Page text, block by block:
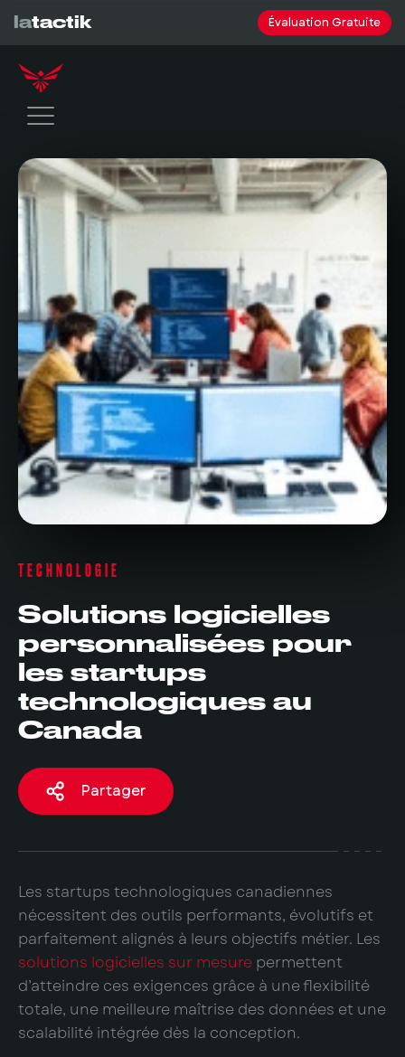
latactik Évaluation Gratuite
TECHNOLOGIE
Solutions logicielles
personnalisées pour
les startups
technologiques au
Canada
Partager
Les startups technologiques canadiennes
nécessitent des outils performants, évolutifs et
parfaitement alignés à leurs objectifs métier. Les
solutions logicielles sur mesure permettent
d’atteindre ces exigences grâce à une flexibilité
totale, une meilleure maîtrise des données et une
scalabilité intégrée dès la conception.